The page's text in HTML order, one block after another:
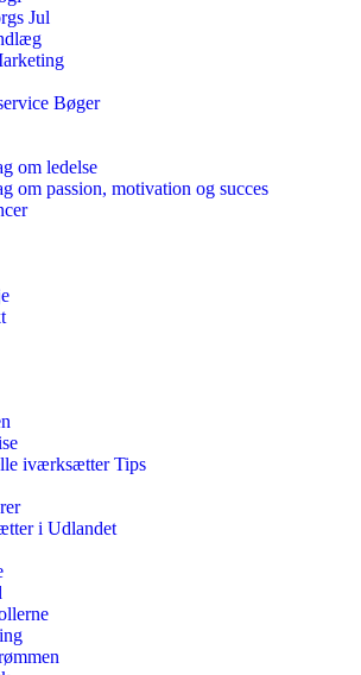
Jul
Bøger
om ledelse
om passion, motivation og succes
iværksætter Tips
i Udlandet